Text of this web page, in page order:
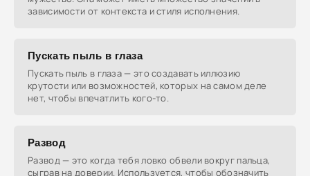
зависимости от контекста и стиля исполнения.
Пускать пыль в глаза
Пускать пыль в глаза — это создавать иллюзию
крутости или возможностей, которых на самом деле
нет, чтобы впечатлить кого-то.
Развод
Развод — это когда тебя ловко обвели вокруг пальца,
сыграв на доверии. Используется, чтобы обозначить